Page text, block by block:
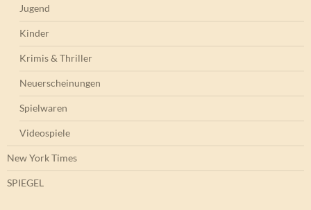
Jugend
Kinder
Krimis & Thriller
Neuerscheinungen
Spielwaren
Videospiele
New York Times
SPIEGEL